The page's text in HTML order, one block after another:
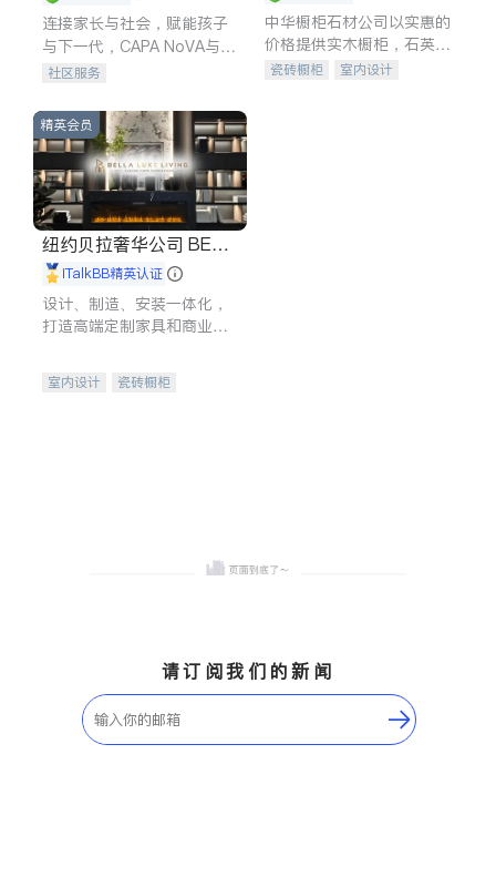
连接家长与社会，赋能孩子
与下一代，CAPA NoVA与您
携手建设包容、公平、充满
社区服务
中华橱柜石材公司以实惠的
价格提供实木橱柜，石英石
台面，多种优质不锈钢水
瓷砖橱柜
室内设计
精英会员
纽约贝拉奢华公司 BELL
A LUXE
iTalkBB精英认证
设计、制造、安装一体化，
打造高端定制家具和商业空
室内设计
瓷砖橱柜
请订阅我们的新闻